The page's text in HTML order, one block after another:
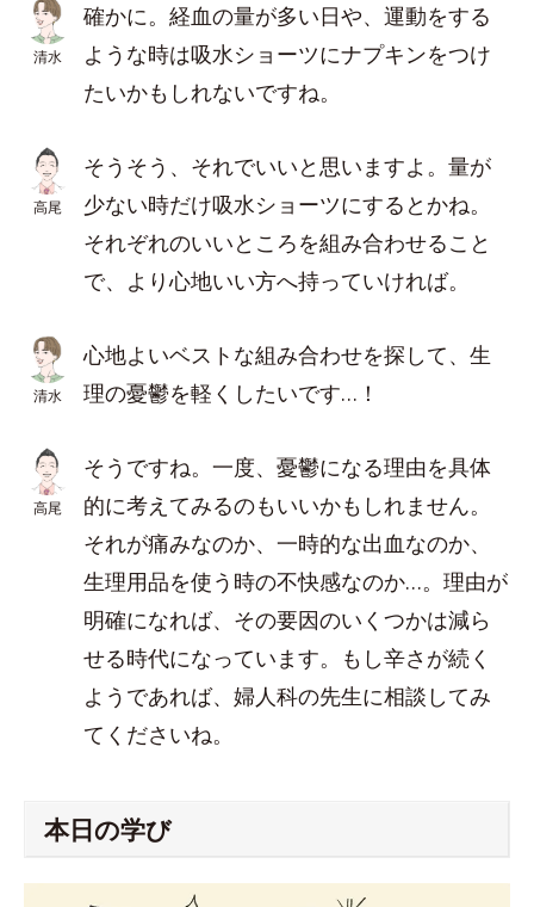
清水
確かに。経血の量が多い日や、運動をする
ような時は吸水ショーツにナプキンをつけ
たいかもしれないですね。
高尾
そうそう、それでいいと思いますよ。量が
少ない時だけ吸水ショーツにするとかね。
それぞれのいいところを組み合わせること
で、より心地いい方へ持っていければ。
清水
心地よいベストな組み合わせを探して、生
理の憂鬱を軽くしたいです…！
高尾
そうですね。一度、憂鬱になる理由を具体
的に考えてみるのもいいかもしれません。
それが痛みなのか、一時的な出血なのか、
生理用品を使う時の不快感なのか…。理由が
明確になれば、その要因のいくつかは減ら
せる時代になっています。もし辛さが続く
ようであれば、婦人科の先生に相談してみ
てくださいね。
本日の学び